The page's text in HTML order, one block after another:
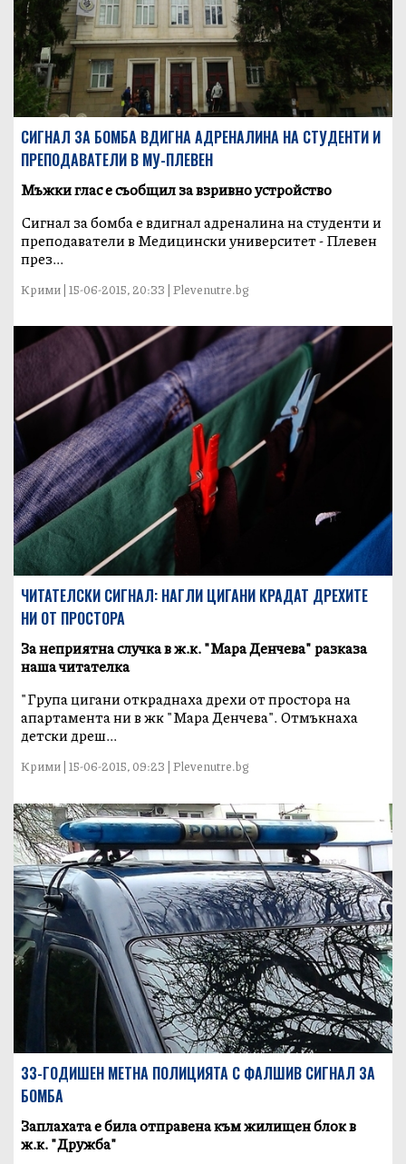
СИГНАЛ ЗА БОМБА ВДИГНА АДРЕНАЛИНА НА СТУДЕНТИ И
ПРЕПОДАВАТЕЛИ В МУ-ПЛЕВЕН
Мъжки глас е съобщил за взривно устройство
Сигнал за бомба е вдигнал адреналина на студенти и
преподаватели в Медицински университет - Плевен
през...
Крими | 15-06-2015, 20:33 | Plevenutre.bg
ЧИТАТЕЛСКИ СИГНАЛ: НАГЛИ ЦИГАНИ КРАДАТ ДРЕХИТЕ
НИ ОТ ПРОСТОРА
За неприятна случка в ж.к. "Мара Дeнчева" разказа
наша читателка
"Група цигани откраднаха дрехи от простора на
апартамента ни в жк "Мара Денчева". Отмъкнаха
детски дреш...
Крими | 15-06-2015, 09:23 | Plevenutre.bg
33-ГОДИШЕН МЕТНА ПОЛИЦИЯТА С ФАЛШИВ СИГНАЛ ЗА
БОМБА
Заплахата е била отправена към жилищен блок в
ж.к. "Дружба"